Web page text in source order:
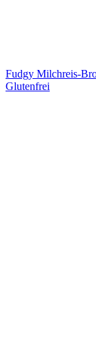
Fudgy Milchreis-
Glutenfrei